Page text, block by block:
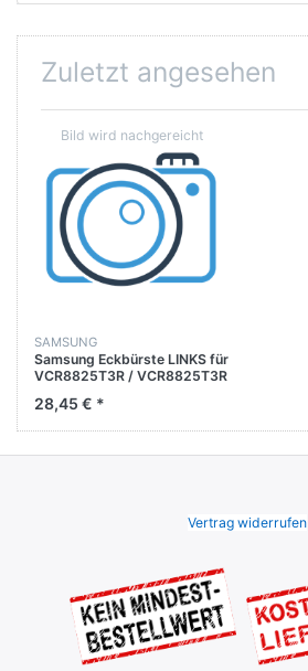
Zuletzt angesehen
SAMSUNG
Samsung Eckbürste LINKS für
VCR8825T3R / VCR8825T3R
VCR8825T3W
28,45 € *
Vertrag widerrufen